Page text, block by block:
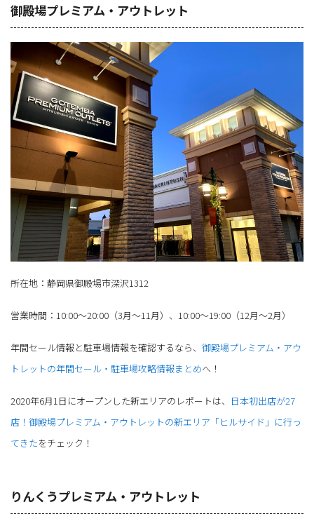
御殿場プレミアム・アウトレット
所在地：静岡県御殿場市深沢1312
営業時間：10:00～20:00（3月～11月）、10:00～19:00（12月～2月）
年間セール情報と駐車場情報を確認するなら、 御殿場プレミアム・アウ
トレットの年間セール・駐車場攻略情報まとめへ！
2020年6月1日にオープンした新エリアのレポートは、 日本初出店が27
店！御殿場プレミアム・アウトレットの新エリア「ヒルサイド」に行っ
てきたをチェック！
りんくうプレミアム・アウトレット